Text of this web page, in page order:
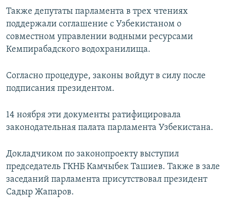
Также депутаты парламента в трех чтениях
поддержали соглашение с Узбекистаном о
совместном управлении водными ресурсами
Кемпирабадского водохранилища.
Согласно процедуре, законы войдут в силу после
подписания президентом.
14 ноября эти документы ратифицировала
законодательная палата парламента Узбекистана.
Докладчиком по законопроекту выступил
председатель ГКНБ Камчыбек Ташиев. Также в зале
заседаний парламента присутствовал президент
Садыр Жапаров.